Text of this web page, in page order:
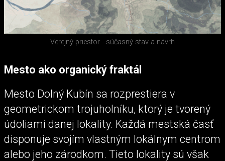
Verejný priestor - súčasný stav a návrh
Mesto ako organický fraktál
Mesto Dolný Kubín sa rozprestiera v
geometrickom trojuholníku, ktorý je tvorený
údoliami danej lokality. Každá mestská časť
disponuje svojím vlastným lokálnym centrom
alebo jeho zárodkom. Tieto lokality sú však